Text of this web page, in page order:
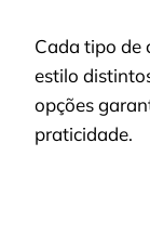
Cada tipo de
estilo
opções
praticidade.